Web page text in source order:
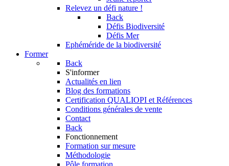
Relevez un défi nature !
Back
Défis Biodiversité
Défis Mer
Ephéméride de la biodiversité
Former
Back
S'informer
Actualités en lien
Blog des formations
Certification QUALIOPI et Références
Conditions générales de vente
Contact
Back
Fonctionnement
Formation sur mesure
Méthodologie
Pôle formation